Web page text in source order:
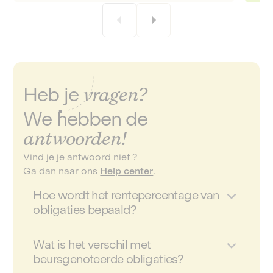
Heb je vragen?
We hebben de
antwoorden!
Vind je je antwoord niet ?
Ga dan naar ons Help center.
Hoe wordt het rentepercentage van
obligaties bepaald?
wordt vastgesteld door het team
financiële analisten van Lita, waarbij
Wat is het verschil met
beursgenoteerde obligaties?